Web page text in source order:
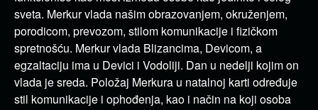
sveta. Merkur vlada našim obrazovanjem, okruženjem,
porodicom, prevozom, stilom komunikacije i fizičkom
spretnošću. Merkur vlada Blizancima, Devicom, a
egzaltaciju ima u Devici i Vodoliji. Dan u nedelji kojim on
vlada je sreda. Položaj Merkura u natalnoj karti određuje
stil komunikacije i ophođenja, kao i način na koji osoba